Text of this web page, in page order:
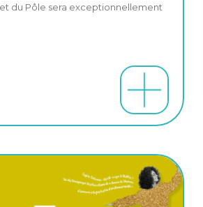
et du Pôle sera exceptionnellement